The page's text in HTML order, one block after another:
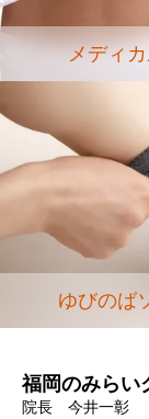
メディ
ゆびのば
福岡のみらい
院長 今井一彰